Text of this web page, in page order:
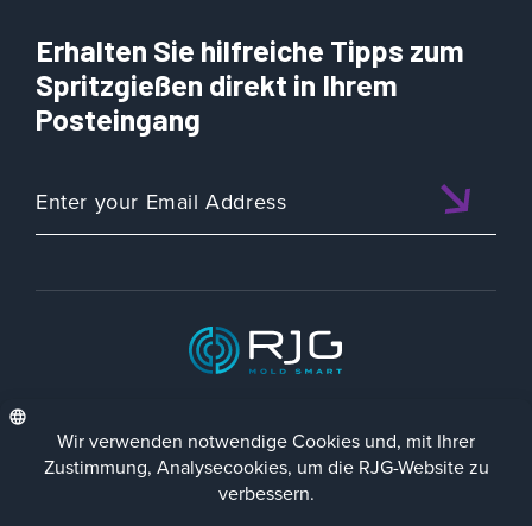
Software
|
Version
9.5.8
Erhalten Sie hilfreiche Tipps zum
Spritzgießen direkt in Ihrem
Posteingang